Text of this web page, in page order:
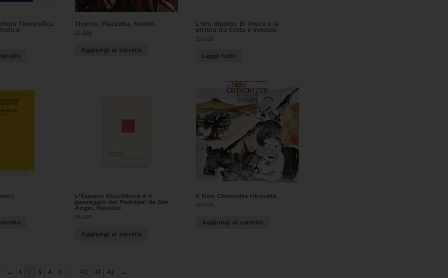
Tipografica
Tiepolo, Piazzetta, Novelli
35,00€
Aggiungi al carrello
L’oro dipinto. El Greco e la
pittura tra Creta e Venezia
35,00€
Leggi tutto
L’Espacio Escultórico e il
paesaggio del Pedregal de San
Ángel, Messico
25,00€
Aggiungi al carrello
Il Don Chisciotte ritrovato
49,00€
Aggiungi al carrello
← 1 3 4 5 40 41 42 →